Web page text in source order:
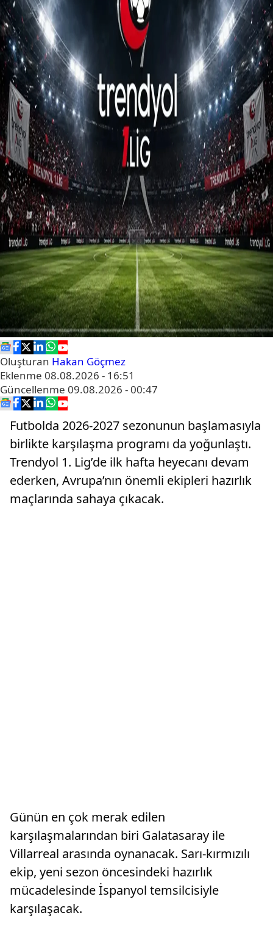
Oluşturan Hakan Göçmez
Eklenme 08.08.2026 - 16:51
Güncellenme 09.08.2026 - 00:47
Futbolda 2026-2027 sezonunun başlamasıyla
birlikte karşılaşma programı da yoğunlaştı.
Trendyol 1. Lig’de ilk hafta heyecanı devam
ederken, Avrupa’nın önemli ekipleri hazırlık
maçlarında sahaya çıkacak.
Günün en çok merak edilen
karşılaşmalarından biri Galatasaray ile
Villarreal arasında oynanacak. Sarı-kırmızılı
ekip, yeni sezon öncesindeki hazırlık
mücadelesinde İspanyol temsilcisiyle
karşılaşacak.